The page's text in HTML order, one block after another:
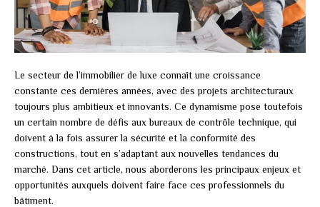
Le secteur de l’immobilier de luxe connaît une croissance
constante ces dernières années, avec des projets architecturaux
toujours plus ambitieux et innovants. Ce dynamisme pose toutefois
un certain nombre de défis aux bureaux de contrôle technique, qui
doivent à la fois assurer la sécurité et la conformité des
constructions, tout en s’adaptant aux nouvelles tendances du
marché. Dans cet article, nous aborderons les principaux enjeux et
opportunités auxquels doivent faire face ces professionnels du
bâtiment.